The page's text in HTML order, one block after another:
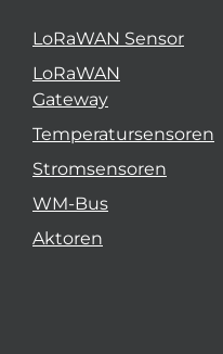
LoRaWAN Sensor
LoRaWAN
Gateway
Temperatursensoren
Stromsensoren
WM-Bus
Aktoren